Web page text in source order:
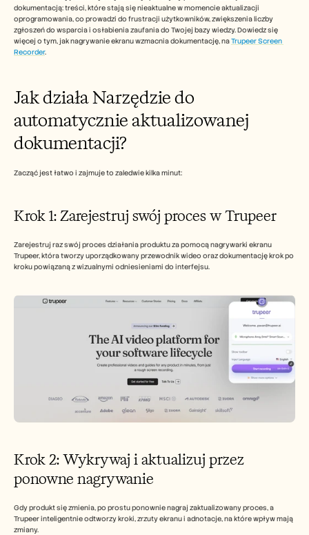
dokumentacją: treści, które stają się nieaktualne w momencie aktualizacji
oprogramowania, co prowadzi do frustracji użytkowników, zwiększenia liczby
zgłoszeń do wsparcia i osłabienia zaufania do Twojej bazy wiedzy. Dowiedz się
więcej o tym, jak nagrywanie ekranu wzmacnia dokumentację, na Trupeer Screen
Recorder.
Jak działa Narzędzie do
automatycznie aktualizowanej
dokumentacji?
Zacząć jest łatwo i zajmuje to zaledwie kilka minut:
Krok 1: Zarejestruj swój proces w Trupeer
Zarejestruj raz swój proces działania produktu za pomocą nagrywarki ekranu
Trupeer, która tworzy uporządkowany przewodnik wideo oraz dokumentację krok po
kroku powiązaną z wizualnymi odniesieniami do interfejsu.
Krok 2: Wykrywaj i aktualizuj przez
ponowne nagrywanie
Gdy produkt się zmienia, po prostu ponownie nagraj zaktualizowany proces, a
Trupeer inteligentnie odtworzy kroki, zrzuty ekranu i adnotacje, na które wpływ mają
zmiany.